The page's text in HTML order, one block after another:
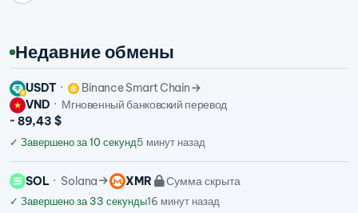
Недавние обмены
USDT
Binance Smart Chain
VND
Мгновенный банковский перевод
~ 89,43 $
✓ Завершено за 10 секунд5 минут назад
SOL Solana XMR Сумма скрыта
✓ Завершено за 33 секунды16 минут назад